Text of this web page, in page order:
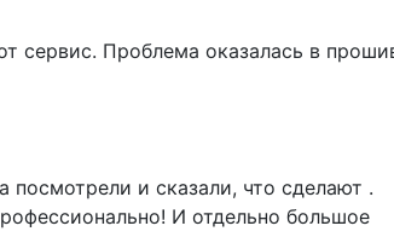
сервис. Проблема оказалась в
посмотрели и сказали, что сделают .
И отдельно большое